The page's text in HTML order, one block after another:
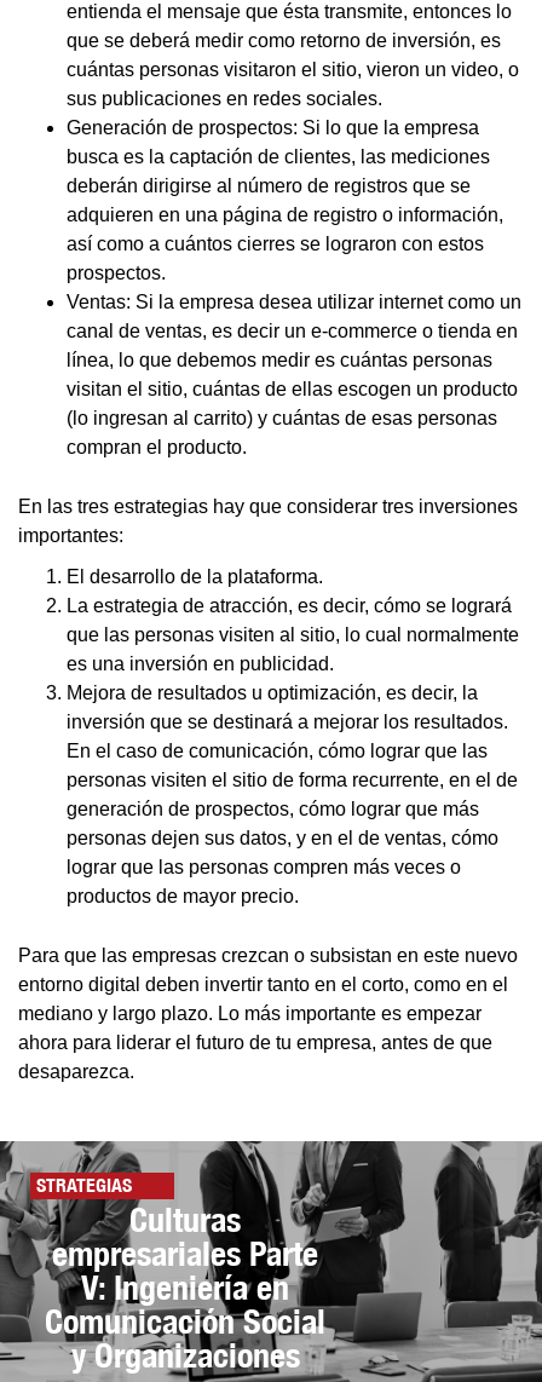
entienda el mensaje que ésta transmite, entonces lo
que se deberá medir como retorno de inversión, es
cuántas personas visitaron el sitio, vieron un video, o
sus publicaciones en redes sociales.
Generación de prospectos: Si lo que la empresa
busca es la captación de clientes, las mediciones
deberán dirigirse al número de registros que se
adquieren en una página de registro o información,
así como a cuántos cierres se lograron con estos
prospectos.
Ventas: Si la empresa desea utilizar internet como un
canal de ventas, es decir un e-commerce o tienda en
línea, lo que debemos medir es cuántas personas
visitan el sitio, cuántas de ellas escogen un producto
(lo ingresan al carrito) y cuántas de esas personas
compran el producto.
En las tres estrategias hay que considerar tres inversiones
importantes:
El desarrollo de la plataforma.
La estrategia de atracción, es decir, cómo se logrará
que las personas visiten al sitio, lo cual normalmente
es una inversión en publicidad.
Mejora de resultados u optimización, es decir, la
inversión que se destinará a mejorar los resultados.
En el caso de comunicación, cómo lograr que las
personas visiten el sitio de forma recurrente, en el de
generación de prospectos, cómo lograr que más
personas dejen sus datos, y en el de ventas, cómo
lograr que las personas compren más veces o
productos de mayor precio.
Para que las empresas crezcan o subsistan en este nuevo
entorno digital deben invertir tanto en el corto, como en el
mediano y largo plazo. Lo más importante es empezar
ahora para liderar el futuro de tu empresa, antes de que
desaparezca.
STRATEGIAS
Culturas
empresariales Parte
V: Ingeniería en
Comunicación Social
y Organizaciones